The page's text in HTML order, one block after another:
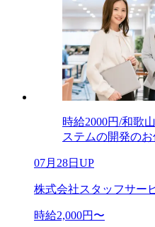
時給2000円/和歌
ステムの開発の
07月28日UP
株式会社スタッフサー
時給2,000円〜